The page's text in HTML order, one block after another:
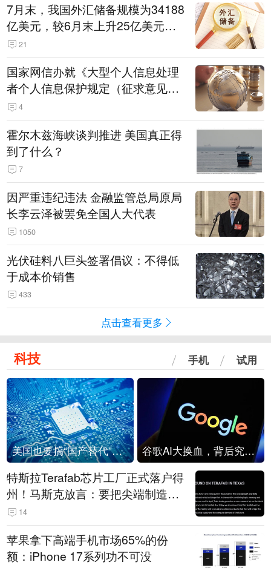
7月末，我国外汇储备规模为34188
亿美元，较6月末上升25亿美元，
升幅为0.07%
21
国家网信办就《大型个人信息处理
者个人信息保护规定（征求意见
稿）》公开征求意见
4
霍尔木兹海峡谈判推进 美国真正得
到了什么？
7
因严重违纪违法 金融监管总局原局
长李云泽被罢免全国人大代表
1050
光伏硅料八巨头签署倡议：不得低
于成本价销售
433
点击查看更多
科技 手机 试用
美国也要搞“国产替代”？先算清三笔账 谷歌AI大换血，背后究竟发生了什么？
特斯拉Terafab芯片工厂正式落户得
州！马斯克放言：要把尖端制造带
回美国
14
苹果拿下高端手机市场65%的份
额：iPhone 17系列功不可没